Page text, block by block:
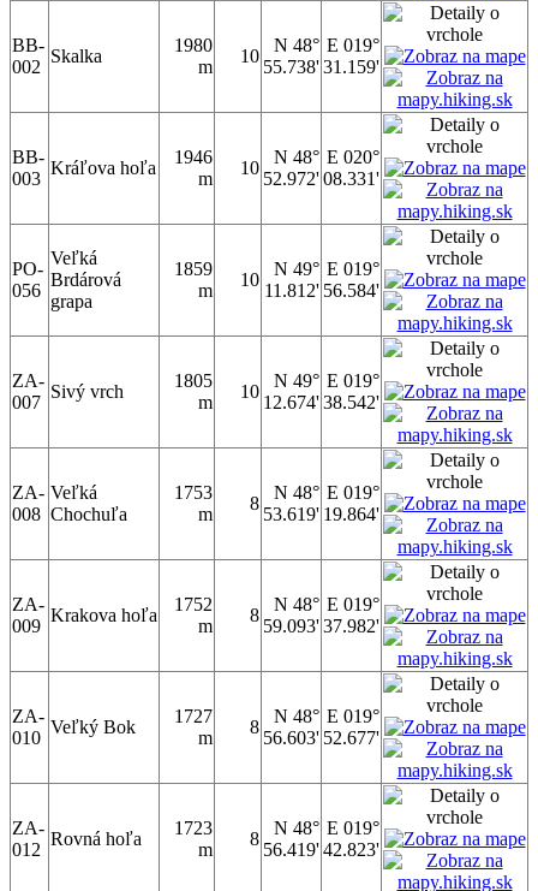
BB-
002
Skalka
1980
m
10
N 48°
55.738'
E 019°
31.159'
BB-
003
Kráľova hoľa
1946
m
10
N 48°
52.972'
E 020°
08.331'
PO-
056
Veľká
Brdárová
grapa
1859
m
10
N 49°
11.812'
E 019°
56.584'
ZA-
007
Sivý vrch
1805
m
10
N 49°
12.674'
E 019°
38.542'
ZA-
008
Veľká
Chochuľa
1753
m
8
N 48°
53.619'
E 019°
19.864'
ZA-
009
Krakova hoľa
1752
m
8
N 48°
59.093'
E 019°
37.982'
ZA-
010
Veľký Bok
1727
m
8
N 48°
56.603'
E 019°
52.677'
ZA-
012
Rovná hoľa
1723
m
8
N 48°
56.419'
E 019°
42.823'